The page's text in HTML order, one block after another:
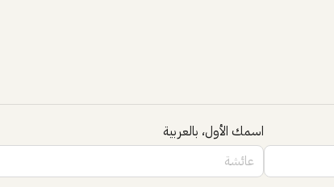
اسمك الأول، بالعربية